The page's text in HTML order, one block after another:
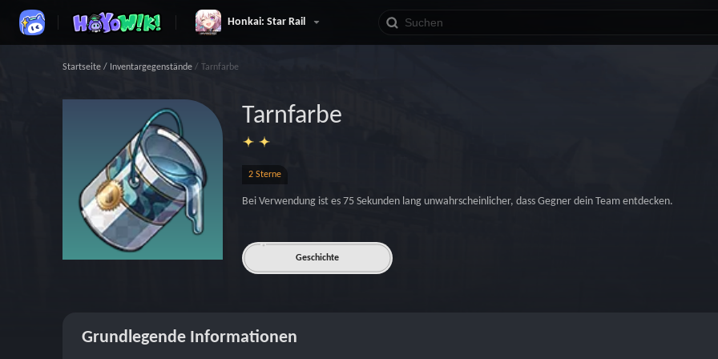
Honkai: Star Rail
Startseite / Inventargegenstände / Tarnfarbe
Tarnfarbe
2 Sterne
Bei Verwendung ist es 75 Sekunden lang unwahrscheinlicher, dass Gegner dein Team entdecken.
Geschichte
Grundlegende Informationen